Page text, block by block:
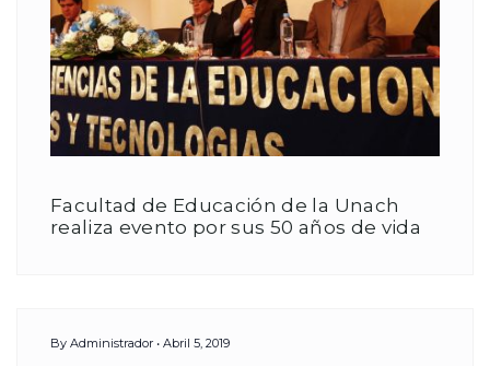
Facultad de Educación de la Unach
realiza evento por sus 50 años de vida
By Administrador Abril 5, 2019